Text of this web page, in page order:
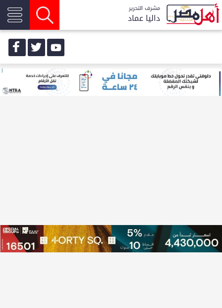
مشرف التحرير
داليا عماد